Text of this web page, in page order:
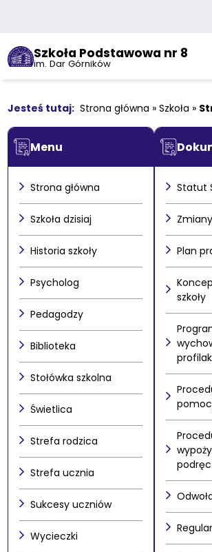
Szkoła Podstawowa nr 8
im. Dar Górników
Strona główna » Szkoła »
Menu
Strona główna
Szkoła dzisiaj
Historia szkoły
Psycholog
Pedagodzy
Biblioteka
Stołówka szkolna
Świetlica
Strefa rodzica
Strefa ucznia
Sukcesy uczniów
Wycieczki
Statut
Plan
szkoły